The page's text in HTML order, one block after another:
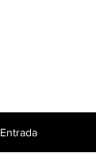
Entrada